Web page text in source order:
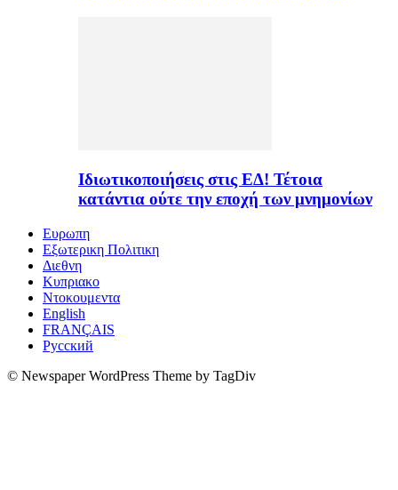
Ιδιωτικοποιήσεις στις ΕΔ! Τέτοια
κατάντια ούτε την εποχή των μνημονίων
Ευρωπη
Εξωτερικη Πολιτικη
Διεθνη
Κυπριακο
Ντοκουμεντα
English
FRANÇAIS
Русский
© Newspaper WordPress Theme by TagDiv